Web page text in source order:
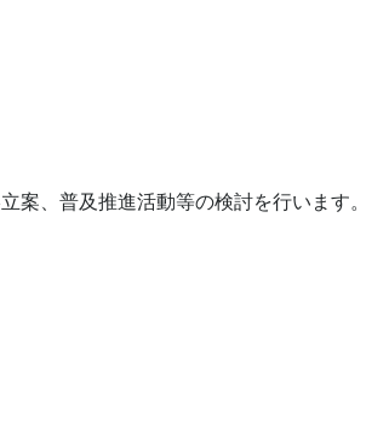
、普及推進活動等の検討を行います。